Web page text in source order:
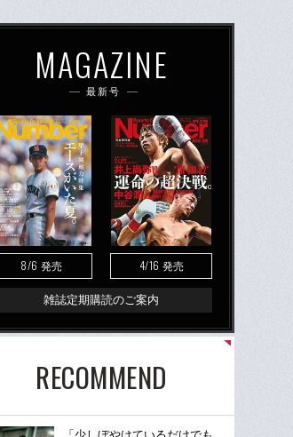
MAGAZINE
最新号
8/6 発売 4/16 発売
雑誌定期購読のご案内
RECOMMEND